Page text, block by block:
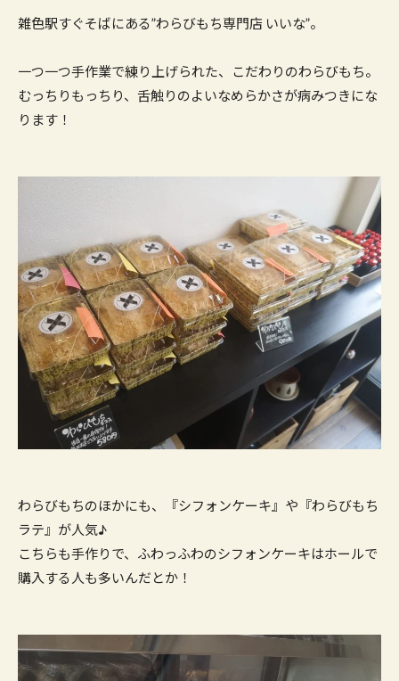
雑色駅すぐそばにある”わらびもち専門店 いいな”。
一つ一つ手作業で練り上げられた、こだわりのわらびもち。
むっちりもっちり、舌触りのよいなめらかさが病みつきにな
ります！
わらびもちのほかにも、『シフォンケーキ』や『わらびもち
ラテ』が人気♪
こちらも手作りで、ふわっふわのシフォンケーキはホールで
購入する人も多いんだとか！